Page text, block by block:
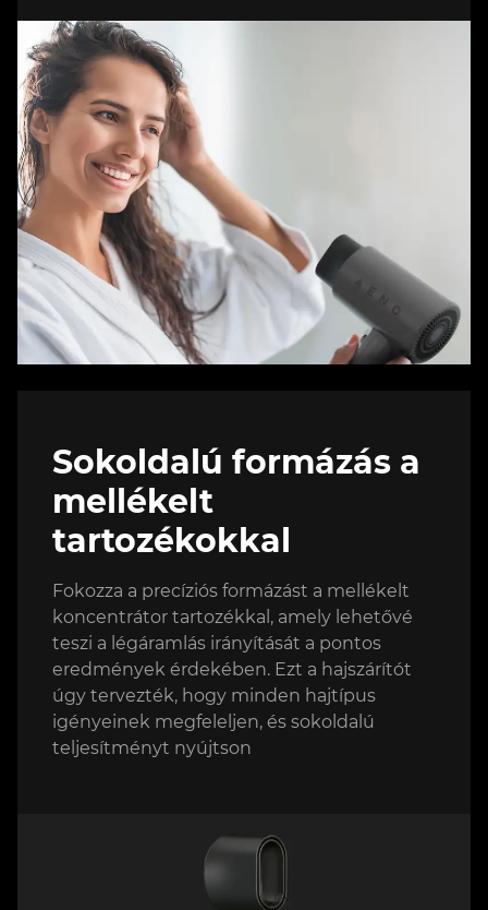
Sokoldalú formázás a
mellékelt
tartozékokkal
Fokozza a precíziós formázást a mellékelt
koncentrátor tartozékkal, amely lehetővé
teszi a légáramlás irányítását a pontos
eredmények érdekében. Ezt a hajszárítót
úgy tervezték, hogy minden hajtípus
igényeinek megfeleljen, és sokoldalú
teljesítményt nyújtson